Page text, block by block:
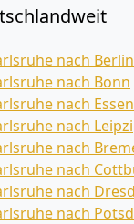
nach Berlin
nach Bonn
nach Essen
nach
nach
nach
nach
nach